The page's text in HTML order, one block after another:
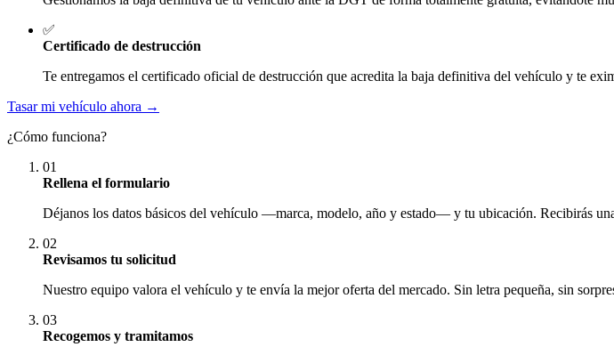
✅
Certificado de destrucción
Te entregamos el certificado oficial de destrucción que acredita la baja definitiva del vehículo y te
Tasar mi vehículo ahora →
¿Cómo funciona?
01
Rellena el formulario
Déjanos los datos básicos del vehículo —marca, modelo, año y estado— y tu ubicación. Recibirás
02
Revisamos tu solicitud
Nuestro equipo valora el vehículo y te envía la mejor oferta del mercado. Sin letra pequeña, sin
03
Recogemos y tramitamos